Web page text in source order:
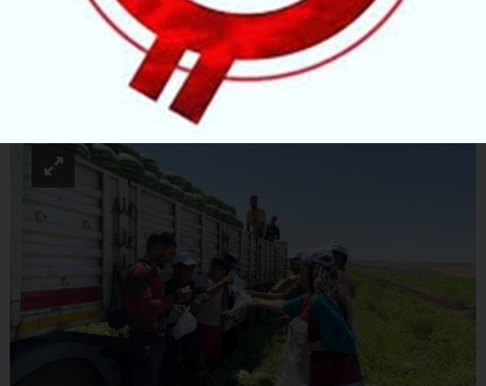
genelinde dayanışma ziyaretleri gerçekleştirdi.
ABONE OL